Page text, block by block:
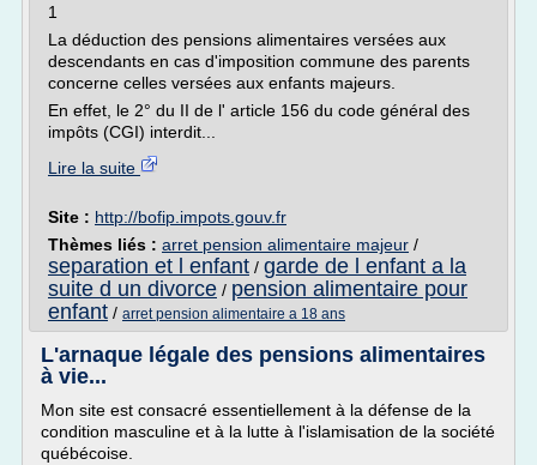
1
La déduction des pensions alimentaires versées aux
descendants en cas d'imposition commune des parents
concerne celles versées aux enfants majeurs.
En effet, le 2° du II de l' article 156 du code général des
impôts (CGI) interdit...
Lire la suite
Site : http://bofip.impots.gouv.fr
Thèmes liés : arret pension alimentaire majeur /
separation et l enfant / garde de l enfant a la
suite d un divorce / pension alimentaire pour
enfant / arret pension alimentaire a 18 ans
L'arnaque légale des pensions alimentaires
à vie...
Mon site est consacré essentiellement à la défense de la
condition masculine et à la lutte à l'islamisation de la société
québécoise.